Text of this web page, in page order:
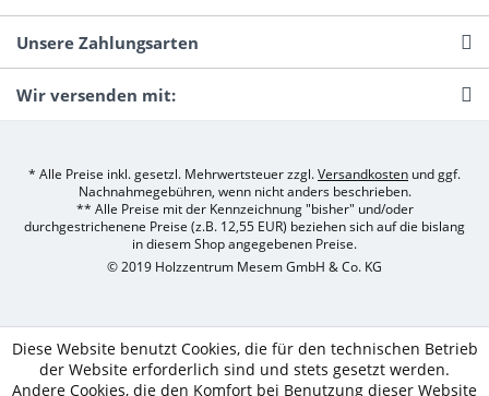
Unsere Zahlungsarten
Wir versenden mit:
* Alle Preise inkl. gesetzl. Mehrwertsteuer zzgl.Versandkosten und ggf.
Nachnahmegebühren, wenn nicht anders beschrieben.
** Alle Preise mit der Kennzeichnung "bisher" und/oder
durchgestrichenene Preise (z.B. 12,55 EUR) beziehen sich auf die bislang
in diesem Shop angegebenen Preise.
© 2019 Holzzentrum Mesem GmbH & Co. KG
Diese Website benutzt Cookies, die für den technischen Betrieb
der Website erforderlich sind und stets gesetzt werden.
Andere Cookies, die den Komfort bei Benutzung dieser Website